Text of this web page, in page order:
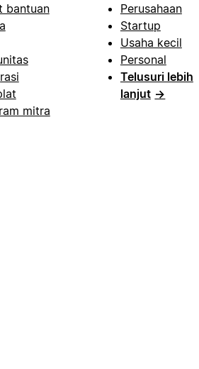
bantuan
mitra
Perusahaan
Startup
Usaha kecil
Personal
Telusuri lebih
lanjut →